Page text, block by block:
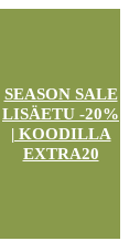
SEASON SALE
LISÄETU -20%
| KOODILLA
EXTRA20